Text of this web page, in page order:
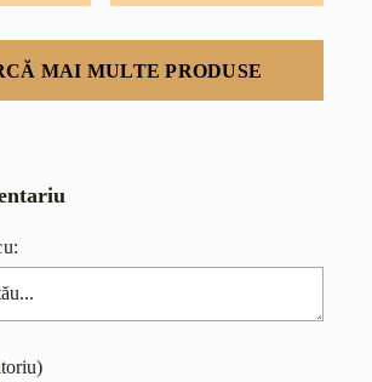
MAI MULTE PRODUSE